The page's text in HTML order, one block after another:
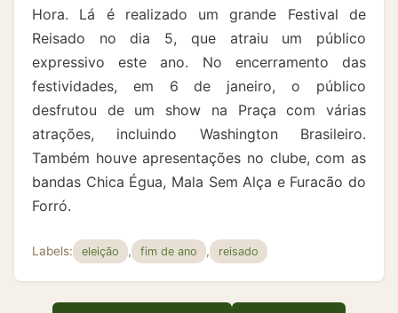
Hora. Lá é realizado um grande Festival de
Reisado no dia 5, que atraiu um público
expressivo este ano. No encerramento das
festividades, em 6 de janeiro, o público
desfrutou de um show na Praça com várias
atrações, incluindo Washington Brasileiro.
Também houve apresentações no clube, com as
bandas Chica Égua, Mala Sem Alça e Furacão do
Forró.
Labels: eleição , fim de ano , reisado